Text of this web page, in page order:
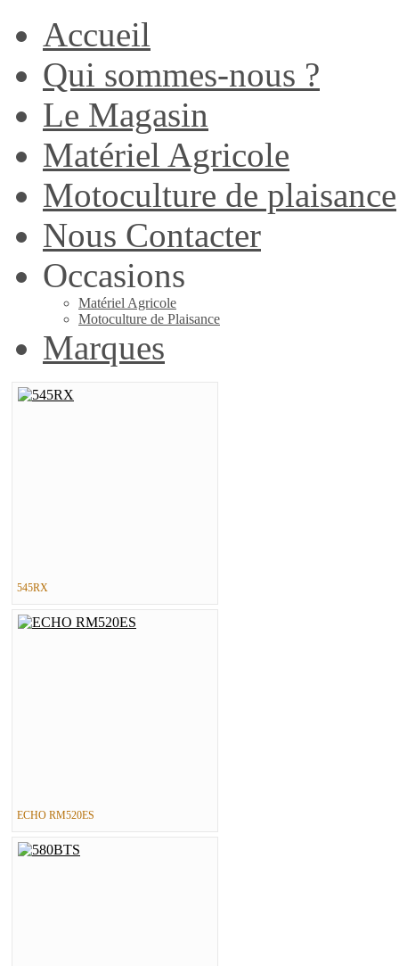
Accueil
Qui sommes-nous ?
Le Magasin
Matériel Agricole
Motoculture de plaisance
Nous Contacter
Occasions
Matériel Agricole
Motoculture de Plaisance
Marques
545RX
ECHO RM520ES